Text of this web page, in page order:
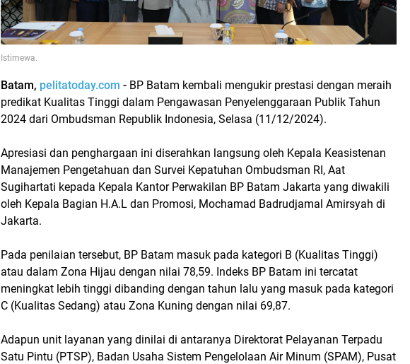
Istimewa.
Batam, pelitatoday.com - BP Batam kembali mengukir prestasi dengan meraih
predikat Kualitas Tinggi dalam Pengawasan Penyelenggaraan Publik Tahun
2024 dari Ombudsman Republik Indonesia, Selasa (11/12/2024).
Apresiasi dan penghargaan ini diserahkan langsung oleh Kepala Keasistenan
Manajemen Pengetahuan dan Survei Kepatuhan Ombudsman RI, Aat
Sugihartati kepada Kepala Kantor Perwakilan BP Batam Jakarta yang diwakili
oleh Kepala Bagian H.A.L dan Promosi, Mochamad Badrudjamal Amirsyah di
Jakarta.
Pada penilaian tersebut, BP Batam masuk pada kategori B (Kualitas Tinggi)
atau dalam Zona Hijau dengan nilai 78,59. Indeks BP Batam ini tercatat
meningkat lebih tinggi dibanding dengan tahun lalu yang masuk pada kategori
C (Kualitas Sedang) atau Zona Kuning dengan nilai 69,87.
Adapun unit layanan yang dinilai di antaranya Direktorat Pelayanan Terpadu
Satu Pintu (PTSP), Badan Usaha Sistem Pengelolaan Air Minum (SPAM), Pusat